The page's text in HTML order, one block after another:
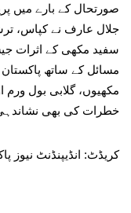
صورتحال کے بارے میں
جلال عارف نے کپاس،
سفید مکھی کے اثرات
مسائل کے ساتھ پاکستان
مکھیوں، گلابی بول
خطرات کی بھی
کریڈٹ: انڈیپنڈنٹ نیوز